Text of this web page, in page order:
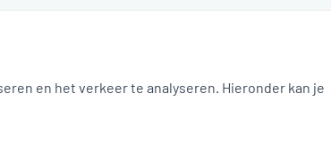
en het verkeer te analyseren. Hieronder kan je